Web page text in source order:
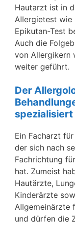
Hautarzt ist in
Allergietest wie
Epikutan-Test
Auch die
von Allergikern
weiter geführt.
Der
spezialisiert
Ein Facharzt
der sich nach
Fachrichtung
hat. Zumeist
Hautärzte,
Kinderärzte
Allgemeinärzte
und dürfen die